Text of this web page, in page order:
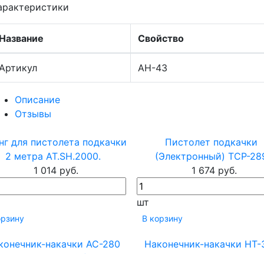
Свойство
АН-43
Описание
Отзывы
для пистолета подкачки
2 метра AT.SH.2000.
1 014 руб.
Пистолет подкачки
(Электронный) TCP-
1 674 руб.
шт
В корзину
накачки AC-280
Наконечник-накачки